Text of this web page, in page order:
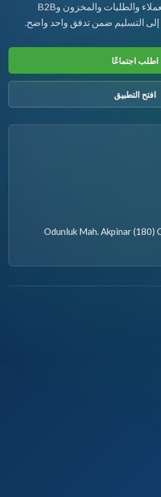
أدر المنتجات والعروض والعملاء والطلبات والمخزون وB2B
إلى التسليم ضمن تدفق واحد واضح.
اطلب اجتماعًا
افتح التطبيق
Odunluk Mah. Akpinar (180)